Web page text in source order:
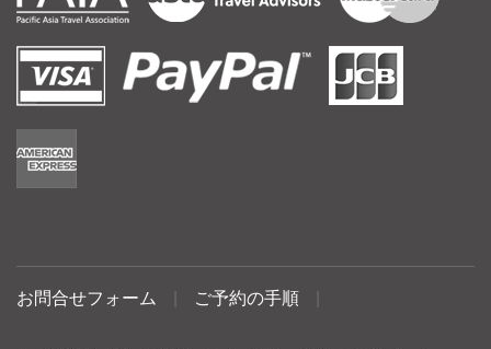
お問合せフォーム ご予約の手順